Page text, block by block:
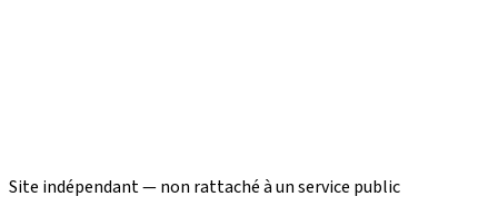
Site indépendant — non rattaché à un service public